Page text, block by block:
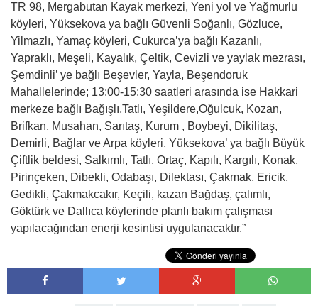
TR 98, Mergabutan Kayak merkezi, Yeni yol ve Yağmurlu
köyleri, Yüksekova ya bağlı Güvenli Soğanlı, Gözluce,
Yilmazlı, Yamaç köyleri, Cukurca’ya bağlı Kazanlı,
Yapraklı, Meşeli, Kayalık, Çeltik, Cevizli ve yaylak mezrası,
Şemdinli’ ye bağlı Beşevler, Yayla, Beşendoruk
Mahallelerinde; 13:00-15:30 saatleri arasında ise Hakkari
merkeze bağlı Bağışlı,Tatlı, Yeşildere,Oğulcuk, Kozan,
Brifkan, Musahan, Sarıtaş, Kurum , Boybeyi, Dikilitaş,
Demirli, Bağlar ve Arpa köyleri, Yüksekova’ ya bağlı Büyük
Çiftlik beldesi, Salkımlı, Tatlı, Ortaç, Kapılı, Kargılı, Konak,
Pirinçeken, Dibekli, Odabaşı, Dilektası, Çakmak, Ericik,
Gedikli, Çakmakcakır, Keçili, kazan Bağdaş, çalımlı,
Göktürk ve Dallıca köylerinde planlı bakım çalışması
yapılacağından enerji kesintisi uygulanacaktır.”